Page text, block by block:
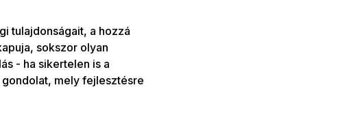
tulajdonságait, a hozzá
sokszor olyan
- ha sikertelen is a
mely fejlesztésre